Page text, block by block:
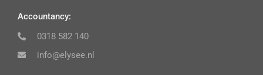
Accountancy:
0318 582 140
info@elysee.nl